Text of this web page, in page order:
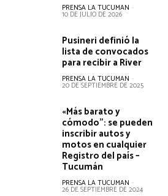
PRENSA LA TUCUMAN -
10 DE JULIO DE 2026
Pusineri definió la
lista de convocados
para recibir a River
PRENSA LA TUCUMAN -
20 DE SEPTIEMBRE DE 2025
«Más barato y
cómodo”: se pueden
inscribir autos y
motos en cualquier
Registro del país –
Tucumán
PRENSA LA TUCUMAN -
26 DE SEPTIEMBRE DE 2024